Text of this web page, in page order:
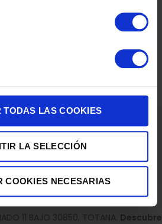
TODAS LAS COOKIES
LA SELECCIÓN
COOKIES NECESARIAS
18,90€